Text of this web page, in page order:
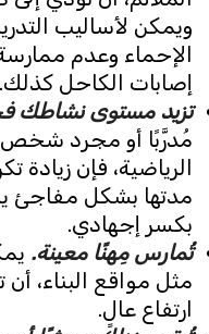
ويمكن لأساليب
الإحماء وعدم ممارسة
إصابات الكاحل كذلك.
تزيد مستوى نشاطك
مُدرَّبًا أو مجرد شخص
الرياضية، فإن زيادة
مدتها بشكل مفاجئ
بكسر إجهادي.
تُمارس مِهنًا معينة.
مثل مواقع البناء،
ارتفاع عالٍ.